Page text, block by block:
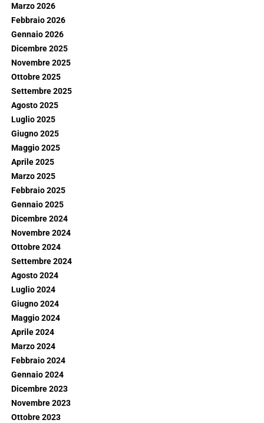
Marzo 2026
Febbraio 2026
Gennaio 2026
Dicembre 2025
Novembre 2025
Ottobre 2025
Settembre 2025
Agosto 2025
Luglio 2025
Giugno 2025
Maggio 2025
Aprile 2025
Marzo 2025
Febbraio 2025
Gennaio 2025
Dicembre 2024
Novembre 2024
Ottobre 2024
Settembre 2024
Agosto 2024
Luglio 2024
Giugno 2024
Maggio 2024
Aprile 2024
Marzo 2024
Febbraio 2024
Gennaio 2024
Dicembre 2023
Novembre 2023
Ottobre 2023